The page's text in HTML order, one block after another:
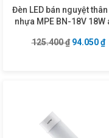
Đèn LED bán nguyệt
nhựa MPE BN-18V 18W
125.400₫ Giá gốc
94.050₫